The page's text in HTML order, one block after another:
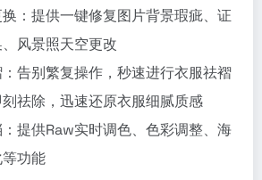
：提供一键修复图片背景瑕疵、证
风景照天空更改
告别繁复操作，秒速进行衣服祛褶
祛除，迅速还原衣服细腻质感
提供Raw实时调色、色彩调整、海
功能